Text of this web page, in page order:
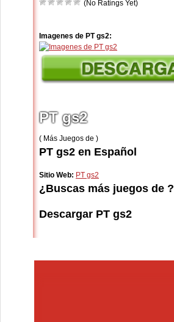
(No Ratings Yet)
Imagenes de PT gs2:
PT gs2
( Más Juegos de )
PT gs2 en Español
Sitio Web: PT gs2
¿Buscas más juegos de ?
Descargar PT gs2